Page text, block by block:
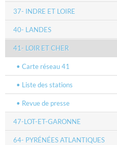
37- INDRE ET LOIRE
40- LANDES
41- LOIR ET CHER
Carte réseau 41
Liste des stations
Revue de presse
47-LOT-ET-GARONNE
64- PYRÉNÉES ATLANTIQUES